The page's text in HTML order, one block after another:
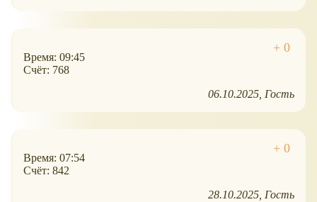
Время: 09:45
Счёт: 768
06.10.2025 Гость
Время: 07:54
Счёт: 842
28.10.2025 Гость